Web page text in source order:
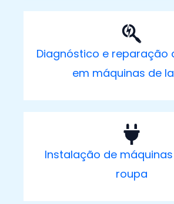
Diagnóstico e reparação
em máquinas de
Instalação de
roupa